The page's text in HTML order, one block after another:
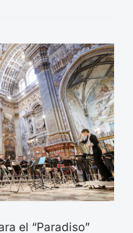
el “Paradiso”